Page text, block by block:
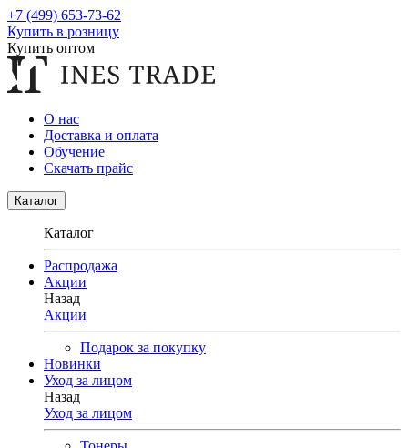
+7 (499) 653-73-62
Купить в розницу
Купить оптом
О нас
Доставка и оплата
Обучение
Скачать прайс
Каталог
Каталог
Распродажа
Акции
Назад
Акции
Подарок за покупку
Новинки
Уход за лицом
Назад
Уход за лицом